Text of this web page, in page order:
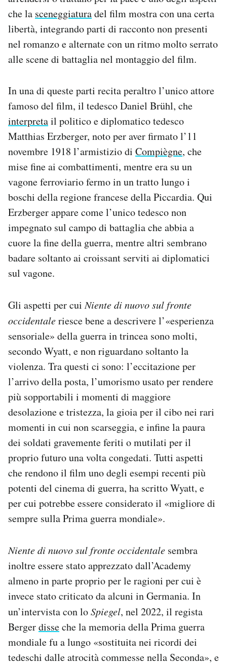
che la sceneggiaturadel film mostra con una certa
libertà, integrando parti di racconto non presenti
nel romanzo e alternate con un ritmo molto serrato
alle scene di battaglia nel montaggio del film.
In una di queste parti recita peraltro l’unico attore
famoso del film, il tedesco Daniel Brühl, che
interpretail politico e diplomatico tedesco
Matthias Erzberger, noto per aver firmato l’11
novembre 1918 l’armistizio di Compiègne, che
mise fine ai combattimenti, mentre era su un
vagone ferroviario fermo in un tratto lungo i
boschi della regione francese della Piccardia. Qui
Erzberger appare come l’unico tedesco non
impegnato sul campo di battaglia che abbia a
cuore la fine della guerra, mentre altri sembrano
badare soltanto ai croissant serviti ai diplomatici
sul vagone.
Gli aspetti per cuiNiente di nuovo sul fronte
occidentaleriesce bene a descrivere l’«esperienza
sensoriale» della guerra in trincea sono molti,
secondo Wyatt, e non riguardano soltanto la
violenza. Tra questi ci sono: l’eccitazione per
l’arrivo della posta, l’umorismo usato per rendere
più sopportabili i momenti di maggiore
desolazione e tristezza, la gioia per il cibo nei rari
momenti in cui non scarseggia, e infine la paura
dei soldati gravemente feriti o mutilati per il
proprio futuro una volta congedati. Tutti aspetti
che rendono il film uno degli esempi recenti più
potenti del cinema di guerra, ha scritto Wyatt, e
per cui potrebbe essere considerato il «migliore di
sempre sulla Prima guerra mondiale».
Niente di nuovo sul fronte occidentale sembra
inoltre essere stato apprezzato dall’Academy
almeno in parte proprio per le ragioni per cui è
invece stato criticato da alcuni in Germania. In
un’intervista con loSpiegel, nel 2022, il regista
Bergerdisseche la memoria della Prima guerra
mondiale fu a lungo «sostituita nei ricordi dei
tedeschi dalle atrocità commesse nella Seconda», e